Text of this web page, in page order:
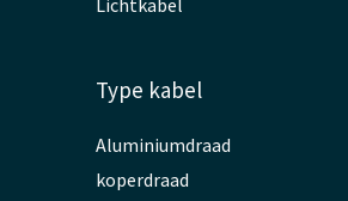
Lichtkabel
Type kabel
Aluminiumdraad
koperdraad